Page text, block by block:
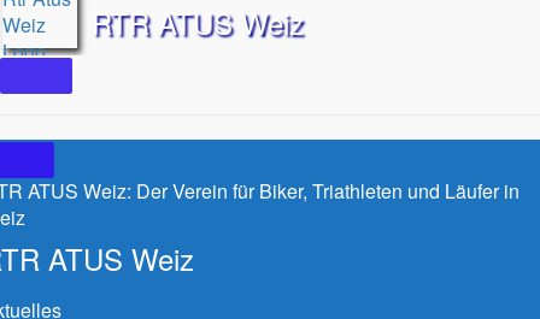
RTR ATUS Weiz
ATUS Weiz: Der Verein für Biker, Triathleten und Läufer in
ATUS Weiz